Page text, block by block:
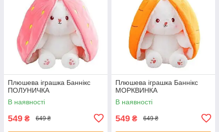
Плюшева іграшка Баннікс
ПОЛУНИЧКА
В наявності
549 ₴ 649 ₴
Плюшева іграшка Баннікс
МОРКВИНКА
В наявності
549 ₴ 649 ₴